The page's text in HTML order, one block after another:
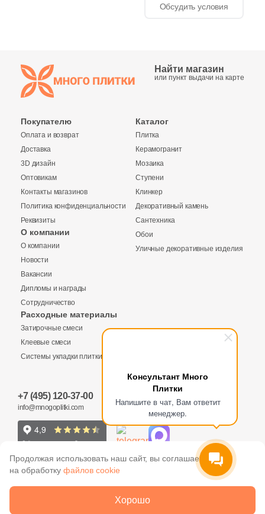
Консультант Много
Плитки
Напишите в чат, Вам ответит
менеджер.
Обсудить условия
Купить в 1 клик
Количество
Минимальная сумма заказа 15 000₽
Ваше имя
Заявка на бесплатный 3D дизайн
Телефон
Запрос аналогов
Ваше имя
Обратная связь
Ваше имя
Найти магазин
или пункт выдачи на карте
Покупателю
Оплата и возврат
Доставка
3D дизайн
Оптовикам
Контакты магазинов
Политика конфиденциальности
Реквизиты
О компании
О компании
Новости
Вакансии
Дипломы и награды
Сотрудничество
Расходные материалы
Затирочные смеси
Клеевые смеси
Системы укладки плитки
Каталог
Плитка
Керамогранит
Мозаика
Ступени
Клинкер
Декоративный камень
Сантехника
Обои
Уличные декоративные изделия
+7 (495) 120-37-00
info@mnogoplitki.com
2005-2026 © Много плитки. Цены и информация,
Продолжая использовать наш сайт, вы соглашаетесь
на обработку файлов cookie
Хорошо